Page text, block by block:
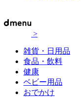
>
雑貨・日用品
食品・飲料
健康
ベビー用品
おでかけ